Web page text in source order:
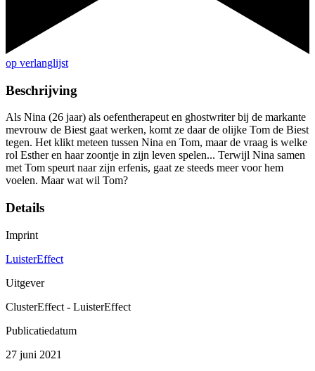
op verlanglijst
Beschrijving
Als Nina (26 jaar) als oefentherapeut en ghostwriter bij de markante
mevrouw de Biest gaat werken, komt ze daar de olijke Tom de Biest
tegen. Het klikt meteen tussen Nina en Tom, maar de vraag is welke
rol Esther en haar zoontje in zijn leven spelen... Terwijl Nina samen
met Tom speurt naar zijn erfenis, gaat ze steeds meer voor hem
voelen. Maar wat wil Tom?
Details
Imprint
LuisterEffect
Uitgever
ClusterEffect - LuisterEffect
Publicatiedatum
27 juni 2021